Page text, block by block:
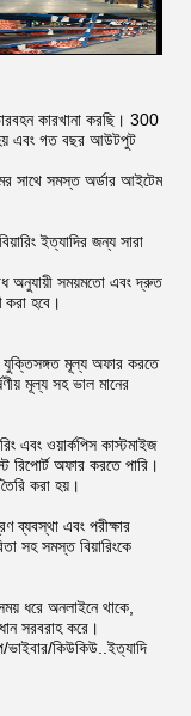
কারখানা করছি। 300
হয় এবং গত বছর আউটপুট
সাথে সমস্ত অর্ডার আইটেম
ইত্যাদির জন্য সারা
অনুযায়ী সময়মতো এবং দ্রুত
হবে।
যুক্তিসঙ্গত মূল্য অফার করতে
মূল্য সহ ভাল মানের
এবং ওয়ার্কপিস কাস্টমাইজ
রিপোর্ট অফার করতে পারি।
করা হয়।
ব্যবস্থা এবং পরীক্ষার
সহ সমস্ত বিয়ারিংকে
ধরে অনলাইনে থাকে,
সরবরাহ করে।
কিউকিউ..ইত্যাদি